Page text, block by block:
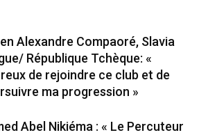
Alexandre Compaoré, Slavia
République Tchèque: «
de rejoindre ce club et de
ma progression »
Abel Nikiéma : « Le Percuteur